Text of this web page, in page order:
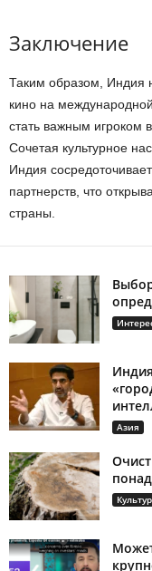
Заключение
Таким образом, Индия
кино на
стать важным игроком
Сочетая культурное
Индия
партнерств, что
страны.
Азия